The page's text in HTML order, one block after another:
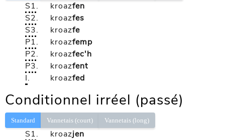
S1. kroazfen
S2. kroazfes
S3. kroazfe
P1. kroazfemp
P2. kroazfec'h
P3. kroazfent
I. kroazfed
Conditionnel irréel (passé)
Standard Vannetais (court) Vannetais (long)
S1. kroazjen